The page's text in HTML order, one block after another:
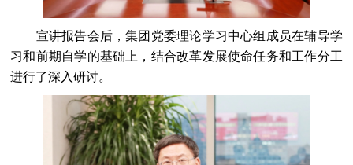
宣讲报告会后，集团党委理论学习中心组成员在辅导学
习和前期自学的基础上，结合改革发展使命任务和工作分工
进行了深入研讨。